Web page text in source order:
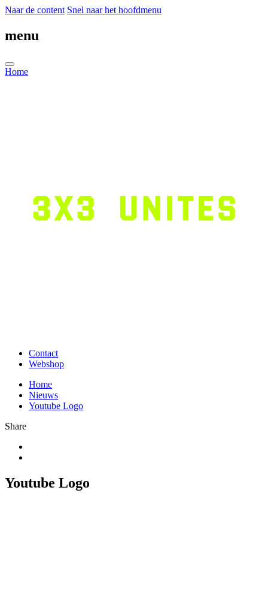
Naar de content Snel naar het hoofdmenu
menu
Home
Contact
Webshop
Home
Nieuws
Youtube Logo
Share
Youtube Logo